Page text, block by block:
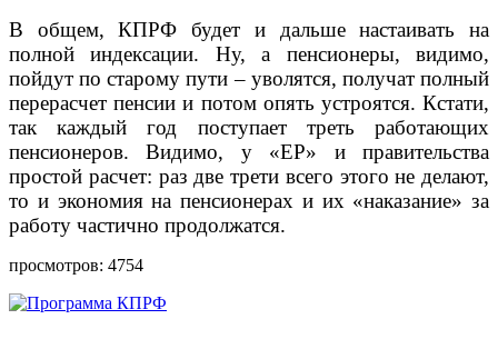
В общем, КПРФ будет и дальше настаивать на
полной индексации. Ну, а пенсионеры, видимо,
пойдут по старому пути – уволятся, получат полный
перерасчет пенсии и потом опять устроятся. Кстати,
так каждый год поступает треть работающих
пенсионеров. Видимо, у «ЕР» и правительства
простой расчет: раз две трети всего этого не делают,
то и экономия на пенсионерах и их «наказание» за
работу частично продолжатся.
просмотров: 4754